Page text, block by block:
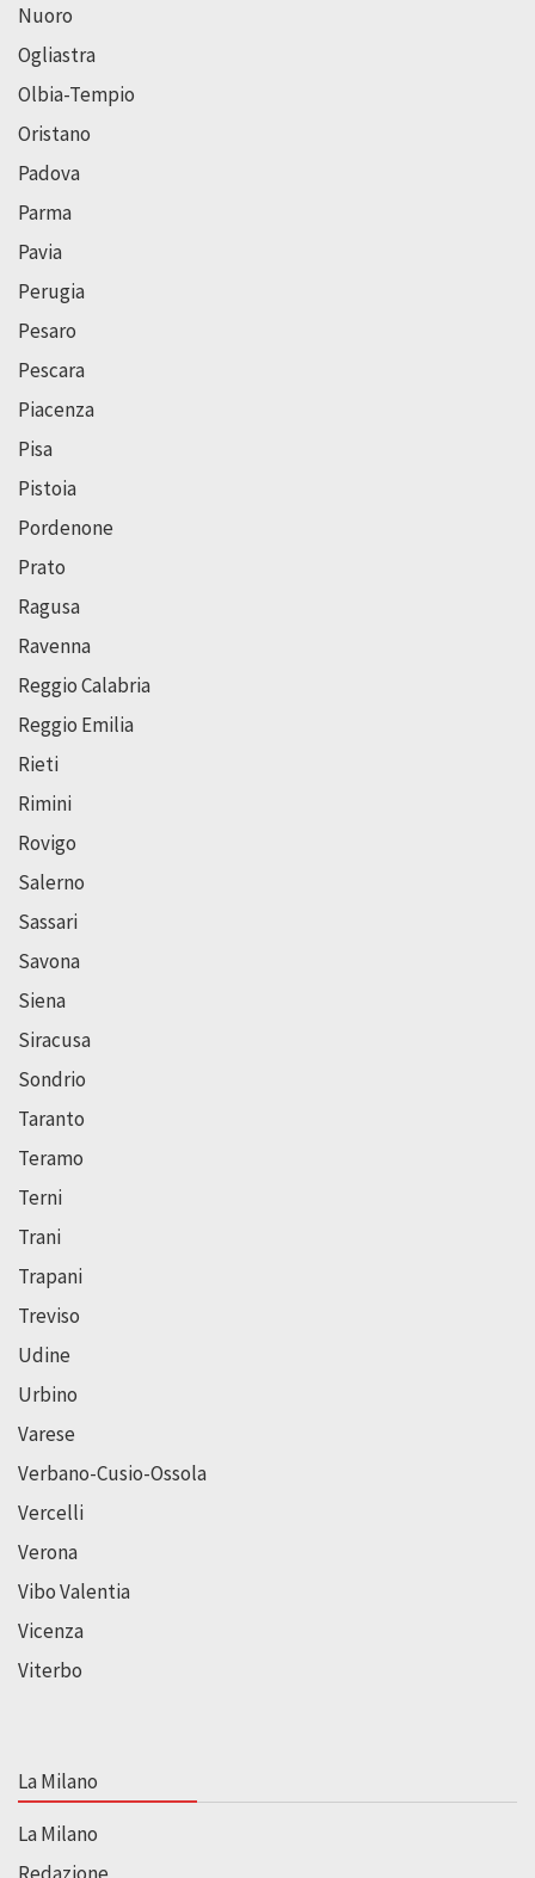
Nuoro
Ogliastra
Olbia-Tempio
Oristano
Padova
Parma
Pavia
Perugia
Pesaro
Pescara
Piacenza
Pisa
Pistoia
Pordenone
Prato
Ragusa
Ravenna
Reggio Calabria
Reggio Emilia
Rieti
Rimini
Rovigo
Salerno
Sassari
Savona
Siena
Siracusa
Sondrio
Taranto
Teramo
Terni
Trani
Trapani
Treviso
Udine
Urbino
Varese
Verbano-Cusio-Ossola
Vercelli
Verona
Vibo Valentia
Vicenza
Viterbo
La Milano
La Milano